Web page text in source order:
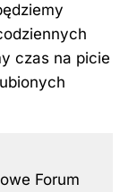
czas na picie
Forum